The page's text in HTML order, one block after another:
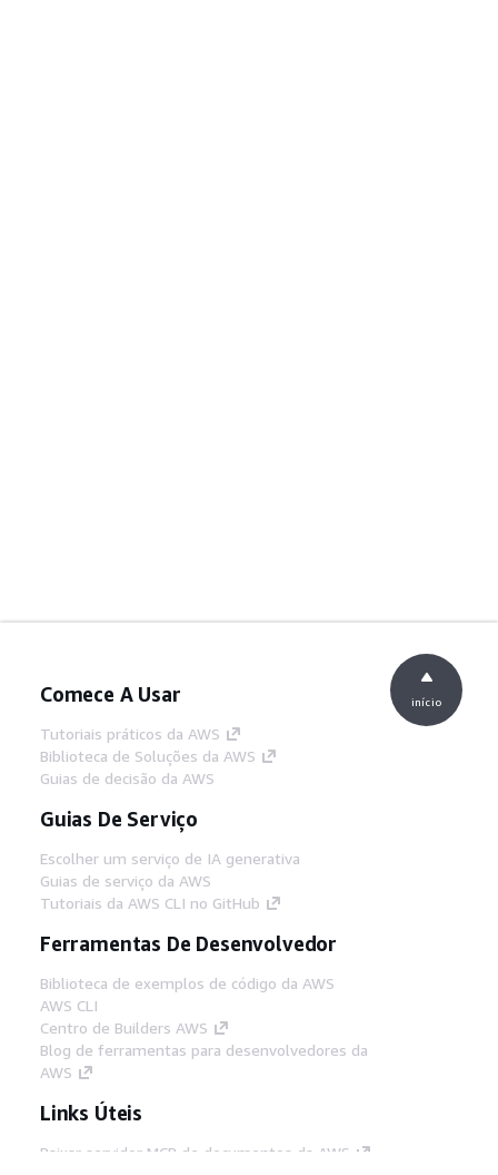
Comece A Usar
Tutoriais práticos da AWS
Biblioteca de Soluções da AWS
Guias de decisão da AWS
Guias De Serviço
Escolher um serviço de IA generativa
Guias de serviço da AWS
Tutoriais da AWS CLI no GitHub
Ferramentas De Desenvolvedor
Biblioteca de exemplos de código da AWS
AWS CLI
Centro de Builders AWS
Blog de ferramentas para desenvolvedores da
AWS
Links Úteis
Baixar servidor MCP de documentos da AWS
início